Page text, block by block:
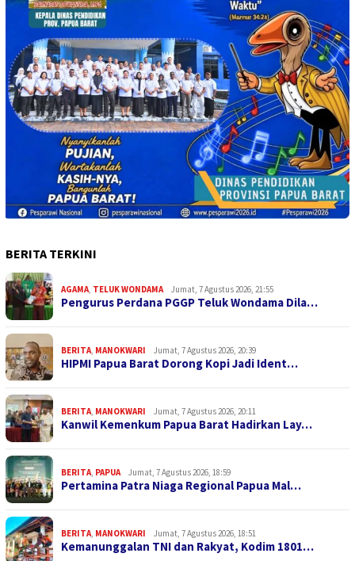
BERITA TERKINI
AGAMA, TELUK WONDAMA Jumat, 7 Agustus 2026, 21:55
Pengurus Perdana PGGP Teluk Wondama Dila…
BERITA, MANOKWARI Jumat, 7 Agustus 2026, 20:39
HIPMI Papua Barat Dorong Kopi Jadi Ident…
BERITA, MANOKWARI Jumat, 7 Agustus 2026, 20:11
Kanwil Kemenkum Papua Barat Hadirkan Lay…
BERITA, PAPUA Jumat, 7 Agustus 2026, 18:59
Pertamina Patra Niaga Regional Papua Mal…
BERITA, MANOKWARI Jumat, 7 Agustus 2026, 18:51
Kemanunggalan TNI dan Rakyat, Kodim 1801…